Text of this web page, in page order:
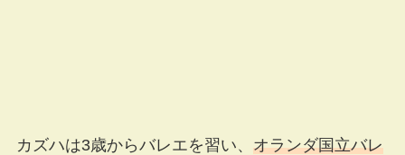
カズハは3歳からバレエを習い、 オランダ国立バレ